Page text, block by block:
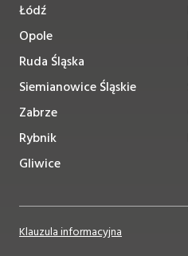
Łódź
Opole
Ruda Śląska
Siemianowice Śląskie
Zabrze
Rybnik
Gliwice
Klauzula informacyjna